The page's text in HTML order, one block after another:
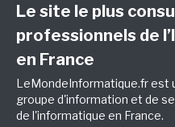
Le site le plus
professionnels de
en France
LeMondeInformatique.fr est
groupe d'information et de
de l'informatique en France.